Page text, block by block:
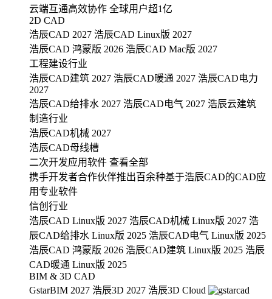
云端互通高效协作 全球用户超1亿
2D CAD
浩辰CAD 2027 浩辰CAD Linux版 2027
浩辰CAD 鸿蒙版 2026 浩辰CAD Mac版 2027
工程建设行业
浩辰CAD建筑 2027 浩辰CAD暖通 2027 浩辰CAD电力
2027
浩辰CAD给排水 2027 浩辰CAD电气 2027 浩辰云建筑
制造行业
浩辰CAD机械 2027
浩辰CAD母线槽
二次开发应用软件 查看全部
携手开发者合作伙伴推出百余种基于浩辰CAD的CAD应
用专业软件
信创行业
浩辰CAD Linux版 2027 浩辰CAD机械 Linux版 2027 浩
辰CAD给排水 Linux版 2025 浩辰CAD电气 Linux版 2025
浩辰CAD 鸿蒙版 2026 浩辰CAD建筑 Linux版 2025 浩辰
CAD暖通 Linux版 2025
BIM & 3D CAD
GstarBIM 2027 浩辰3D 2027 浩辰3D Cloud